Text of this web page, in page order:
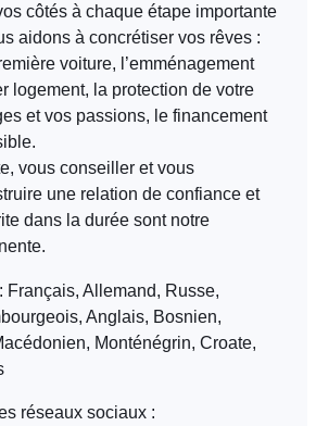
côtés à chaque étape importante
aidons à concrétiser vos rêves :
voiture, l’emménagement
logement, la protection de votre
et vos passions, le financement
vous conseiller et vous
une relation de confiance et
dans la durée sont notre
Français, Allemand, Russe,
Anglais, Bosnien,
Monténégrin, Croate,
réseaux sociaux :